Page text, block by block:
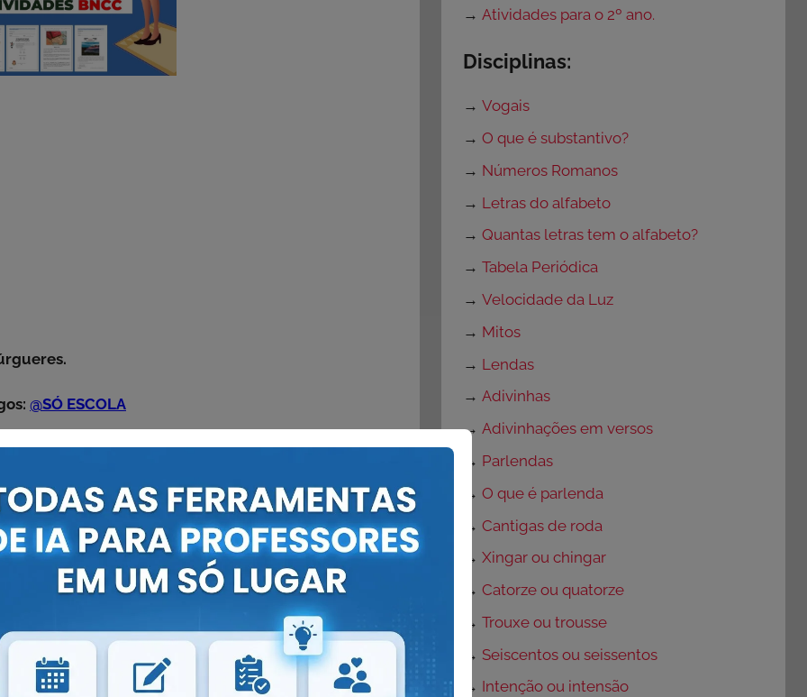
@SÓ ESCOLA
→Atividades para o 2º ano.
Disciplinas:
→Vogais
→O que é substantivo?
→ Números Romanos
→ Letras do alfabeto
→Quantas letras tem o alfabeto?
→Tabela Periódica
→Velocidade da Luz
→ Mitos
→ Lendas
→Adivinhas
→Adivinhações em versos
→ Parlendas
→O que é parlenda
→Cantigas de roda
→Xingar ou chingar
→Catorze ou quatorze
→Trouxe ou trousse
→ Seiscentos ou seissentos
→ Intenção ou intensão